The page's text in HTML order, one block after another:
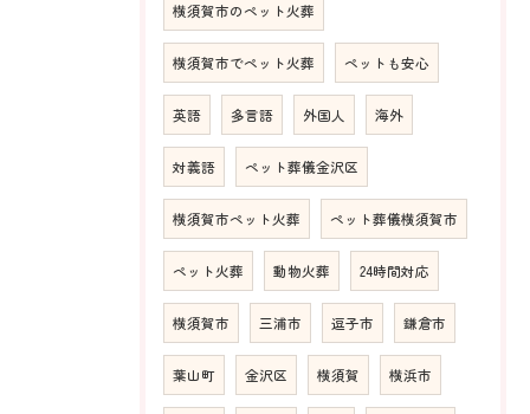
横須賀市のペット火葬
横須賀市でペット火葬 ペットも安心
英語 多言語 外国人 海外
対義語 ペット葬儀金沢区
横須賀市ペット火葬 ペット葬儀横須賀市
ペット火葬 動物火葬 24時間対応
横須賀市 三浦市 逗子市 鎌倉市
葉山町 金沢区 横須賀 横浜市